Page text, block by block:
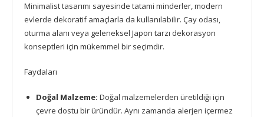
Minimalist tasarımı sayesinde tatami minderler, modern
evlerde dekoratif amaçlarla da kullanılabilir. Çay odası,
oturma alanı veya geleneksel Japon tarzı dekorasyon
konseptleri için mükemmel bir seçimdir.
Faydaları
Doğal Malzeme: Doğal malzemelerden üretildiği için
çevre dostu bir üründür. Aynı zamanda alerjen içermez